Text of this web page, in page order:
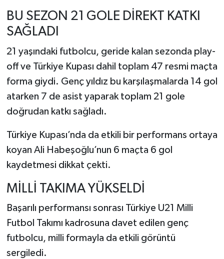
BU SEZON 21 GOLE DİREKT KATKI
SAĞLADI
21 yaşındaki futbolcu, geride kalan sezonda play-
off ve Türkiye Kupası dahil toplam 47 resmi maçta
forma giydi. Genç yıldız bu karşılaşmalarda 14 gol
atarken 7 de asist yaparak toplam 21 gole
doğrudan katkı sağladı.
Türkiye Kupası’nda da etkili bir performans ortaya
koyan Ali Habeşoğlu’nun 6 maçta 6 gol
kaydetmesi dikkat çekti.
MİLLİ TAKIMA YÜKSELDİ
Başarılı performansı sonrası Türkiye U21 Milli
Futbol Takımı kadrosuna davet edilen genç
futbolcu, milli formayla da etkili görüntü
sergiledi.